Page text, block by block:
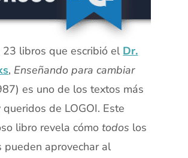
23 libros que escribió el Dr.
, Enseñando para cambiar
es uno de los textos más
queridos de LOGOI. Este
libro revela cómotodos los
pueden aprovechar al